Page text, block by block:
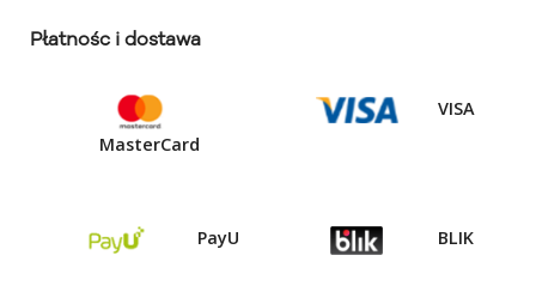
Płatnośc i dostawa
MasterCard
VISA
PayU BLIK